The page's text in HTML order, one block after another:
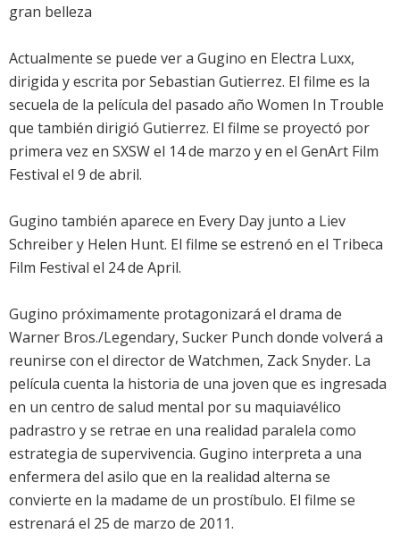
gran belleza
Actualmente se puede ver a Gugino en Electra Luxx,
dirigida y escrita por Sebastian Gutierrez. El filme es la
secuela de la película del pasado año Women In Trouble
que también dirigió Gutierrez. El filme se proyectó por
primera vez en SXSW el 14 de marzo y en el GenArt Film
Festival el 9 de abril.
Gugino también aparece en Every Day junto a Liev
Schreiber y Helen Hunt. El filme se estrenó en el Tribeca
Film Festival el 24 de April.
Gugino próximamente protagonizará el drama de
Warner Bros./Legendary, Sucker Punch donde volverá a
reunirse con el director de Watchmen, Zack Snyder. La
película cuenta la historia de una joven que es ingresada
en un centro de salud mental por su maquiavélico
padrastro y se retrae en una realidad paralela como
estrategia de supervivencia. Gugino interpreta a una
enfermera del asilo que en la realidad alterna se
convierte en la madame de un prostíbulo. El filme se
estrenará el 25 de marzo de 2011.